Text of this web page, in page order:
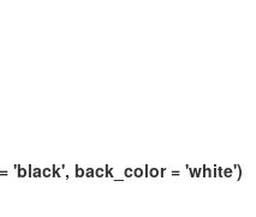
'black', back_color = 'white')